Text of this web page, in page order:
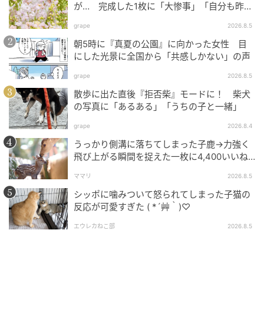
が… 完成した1枚に「大惨事」「自分も昨日
grape 2026.8.5
朝5時に『真夏の公園』に向かった女性 目
にした光景に全国から「共感しかない」の声
grape 2026.8.5
散歩に出た直後『拒否柴』モードに！ 柴犬
の写真に「あるある」「うちの子と一緒」
grape 2026.8.4
うっかり側溝に落ちてしまった子鹿→力強く
飛び上がる瞬間を捉えた一枚に4,400いいね
ママリ 2026.8.5
シッポに噛みついて怒られてしまった子猫の
反応が可愛すぎた ( *´艸｀)♡
エウレカねこ部 2026.8.5